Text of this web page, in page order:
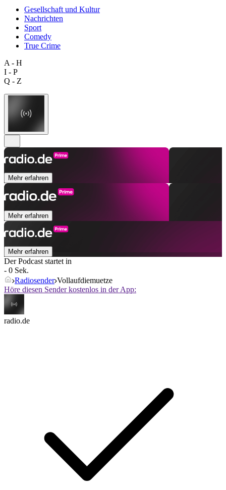
Gesellschaft und Kultur
Nachrichten
Sport
Comedy
True Crime
A - H
I - P
Q - Z
Mehr erfahren
Mehr erfahren
Mehr erfahren
Der Podcast startet in
- 0 Sek.
Radiosender Vollaufdiemuetze
Höre diesen Sender kostenlos in der App:
radio.de